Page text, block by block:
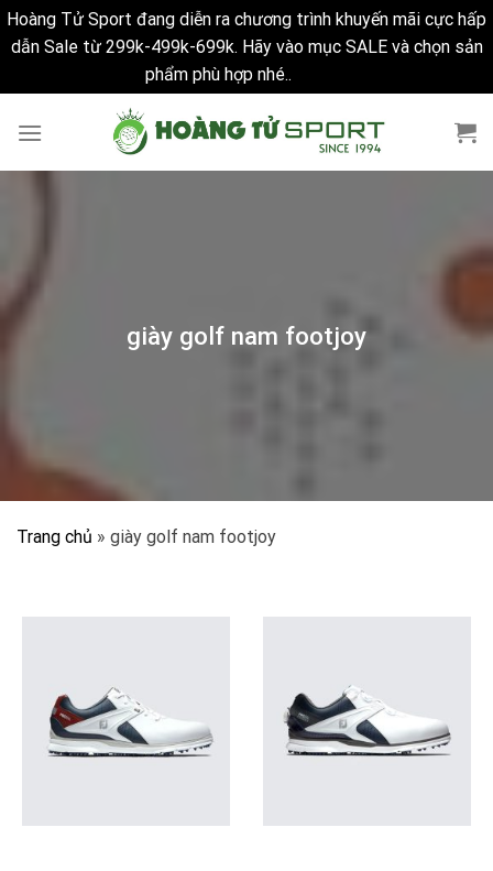
Hoàng Tử Sport đang diễn ra chương trình khuyến mãi cực hấp
dẫn Sale từ 299k-499k-699k. Hãy vào mục SALE và chọn sản
phẩm phù hợp nhé..
giày golf nam footjoy
Trang chủ » giày golf nam footjoy